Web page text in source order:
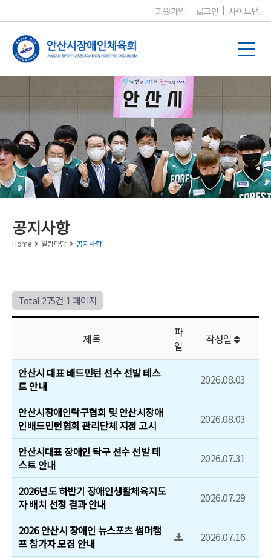
회원가입 로그인 사이트맵
알림마당
공지사항
행사/대회일정
포토갤러리
유튜브영상
공지사항
Home 알림마당 공지사항
Total 275건 1 페이지
제목
파
일
작성일
안산시 대표 배드민턴 선수 선발 테스
트 안내
2026.08.03
안산시장애인탁구협회 및 안산시장애
인배드민턴협회 관리단체 지정 고시
2026.08.03
안산시대표 장애인 탁구 선수 선발 테
스트 안내
2026.07.31
2026년도 하반기 장애인생활체육지도
자 배치 선정 결과 안내
2026.07.29
2026 안산시 장애인 뉴스포츠 썸머캠
프 참가자 모집 안내
2026.07.16